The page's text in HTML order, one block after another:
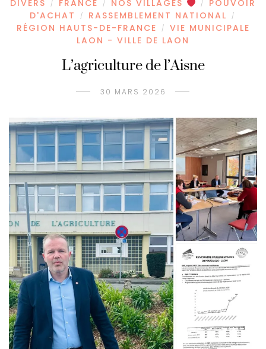
DIVERS / FRANCE / NOS VILLAGES /
POUVOIR
D'ACHAT
/ RASSEMBLEMENT NATIONAL /
RÉGION HAUTS-DE-FRANCE /
VIE MUNICIPALE
LAON - VILLE DE LAON
L’agriculture de l’Aisne
30 MARS 2026